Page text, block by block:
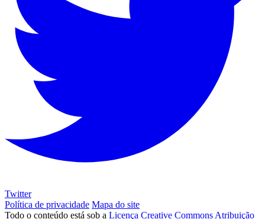
Twitter
Política de privacidade Mapa do site
Todo o conteúdo está sob a Licença Creative Commons Atribuição